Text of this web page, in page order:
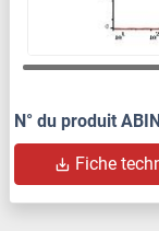
N° du produit
Fiche